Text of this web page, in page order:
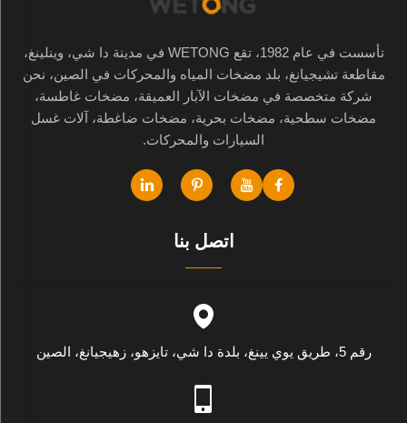
تأسست في عام 1982، تقع WETONG في مدينة دا شي، وينلينغ،
مقاطعة تشيجيانغ، بلد مضخات المياه والمحركات في الصين، نحن
شركة متخصصة في مضخات الآبار العميقة، مضخات غاطسة،
مضخات سطحية، مضخات بحرية، مضخات ضاغطة، آلات غسل
السيارات والمحركات.
اتصل بنا
رقم 5، طريق يوي يينغ، بلدة دا شي، تايزهو، زهيجيانغ، الصين